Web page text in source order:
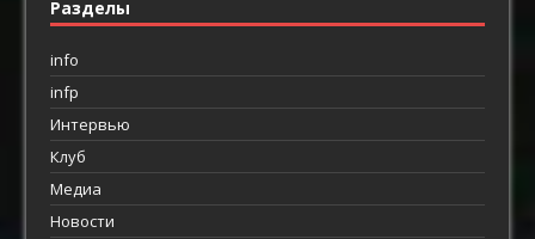
Разделы
info
infp
Интервью
Клуб
Медиа
Новости